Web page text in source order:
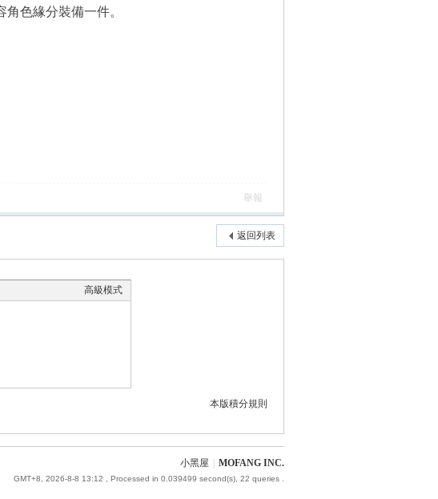
色緣分裝備一件。
舉報
返回列表
高級模式
本版積分規則
小黑屋 MOFANG INC.
GMT+8, 2026-8-8 13:12 , Processed in 0.039499 second(s), 22 queries .